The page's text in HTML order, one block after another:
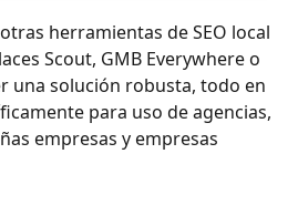
herramientas de SEO local
Scout, GMB Everywhere o
una solución robusta, todo en
para uso de agencias,
empresas y empresas